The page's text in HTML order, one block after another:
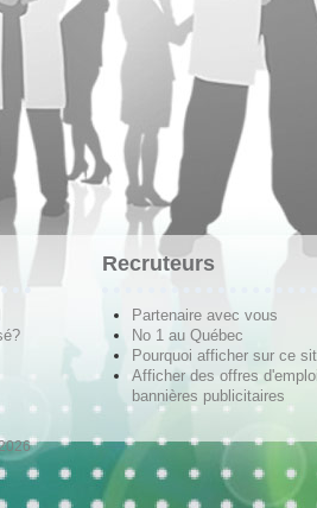
Recruteurs
Partenaire avec vous
No 1 au Québec
Pourquoi afficher sur ce
Afficher des offres
bannières publicitaires